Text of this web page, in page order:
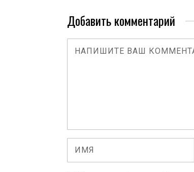
Добавить комментарий